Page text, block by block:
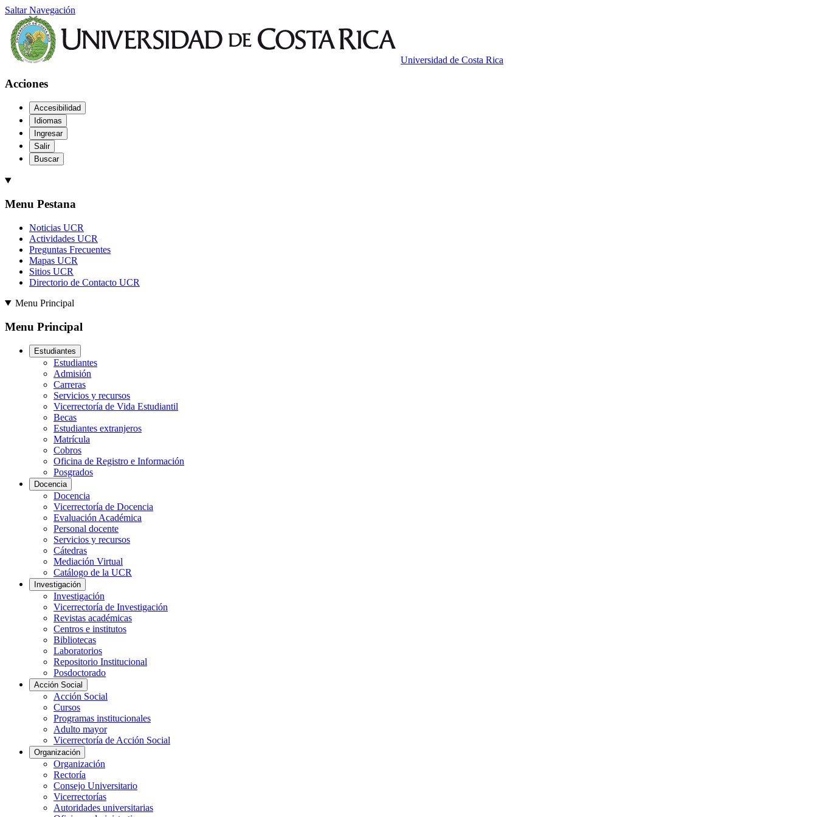
Saltar Navegación
Universidad de Costa Rica
Acciones
Accesibilidad
Idiomas
Ingresar
Salir
Buscar
Menu Pestana
Noticias UCR
Actividades UCR
Preguntas Frecuentes
Mapas UCR
Sitios UCR
Directorio de Contacto UCR
Menu Principal
Menu Principal
Estudiantes
Estudiantes
Admisión
Carreras
Servicios y recursos
Vicerrectoría de Vida Estudiantil
Becas
Estudiantes extranjeros
Matrícula
Cobros
Oficina de Registro e Información
Posgrados
Docencia
Docencia
Vicerrectoría de Docencia
Evaluación Académica
Personal docente
Servicios y recursos
Cátedras
Mediación Virtual
Catálogo de la UCR
Investigación
Investigación
Vicerrectoría de Investigación
Revistas académicas
Centros e institutos
Bibliotecas
Laboratorios
Repositorio Institucional
Posdoctorado
Acción Social
Acción Social
Cursos
Programas institucionales
Adulto mayor
Vicerrectoría de Acción Social
Organización
Organización
Rectoría
Consejo Universitario
Vicerrectorías
Autoridades universitarias